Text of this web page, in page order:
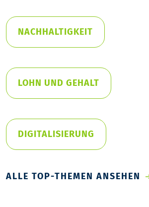
NACHHALTIGKEIT
LOHN UND GEHALT
DIGITALISIERUNG
ALLE TOP-THEMEN ANSEHEN